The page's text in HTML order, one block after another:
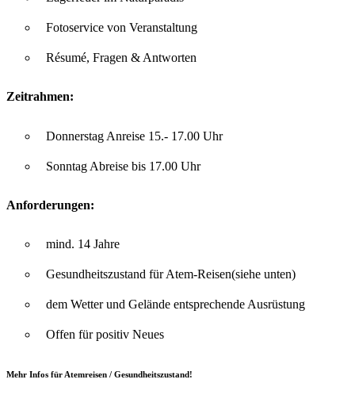
Fotoservice von Veranstaltung
Résumé, Fragen & Antworten
Zeitrahmen:
Donnerstag Anreise 15.- 17.00 Uhr
Sonntag Abreise bis 17.00 Uhr
Anforderungen:
mind. 14 Jahre
Gesundheitszustand für Atem-Reisen(siehe unten)
dem Wetter und Gelände entsprechende Ausrüstung
Offen für positiv Neues
Mehr Infos für Atemreisen / Gesundheitszustand!